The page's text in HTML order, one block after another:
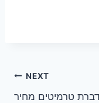
NEXT
טרמיטים מחיר